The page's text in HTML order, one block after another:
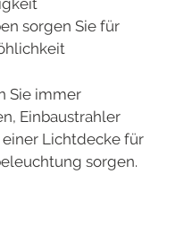
sorgen Sie für
Sie immer
Einbaustrahler
Lichtdecke für
sorgen.